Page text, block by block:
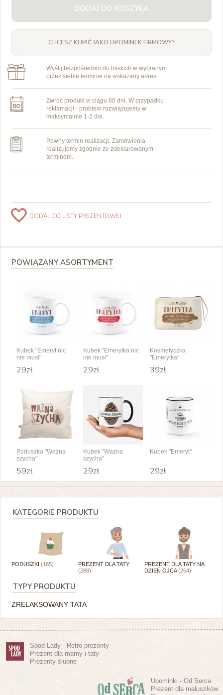
DODAJ DO KOSZYKA
CHCESZ KUPIĆ JAKO UPOMINEK FIRMOWY?
Wyślij bezpośrednio do bliskich w wybranym
przez siebie terminie na wskazany adres.
Zwróć produkt w ciągu 60 dni. W przypadku
reklamacji - problem rozwiązujemy w
maksymalnie 1-2 dni.
Pewny termin realizacji. Zamówienia
realizujemy zgodnie ze zdeklarowanym
terminem.
DODAJ DO LISTY PREZENTOWEJ
POWIĄZANY ASORTYMENT
Kubek "Emeryt nic
nie musi"
29zł
Kubek "Emerytka nic
nie musi"
29zł
Kosmetyczka
"Emerytka"
39zł
Poduszka "Ważna
szycha"
59zł
Kubek "Ważna
szycha"
29zł
Kubek "Emeryt"
29zł
KATEGORIE PRODUKTU
PODUSZKI (165)
PREZENT DLA TATY
(288)
PREZENT DLA TATY NA
DZIEŃ OJCA(254)
TYPY PRODUKTU
ZRELAKSOWANY TATA
Spod Lady - Retro prezenty
Prezent dla mamy i taty
Prezenty ślubne
Upominki - Od Serca
Prezent dla maluszków